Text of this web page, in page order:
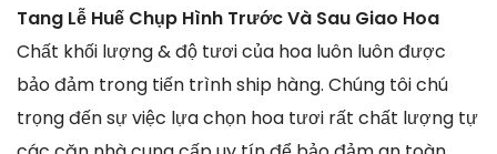
Tang Lễ Huế Chụp Hình Trước Và Sau Giao Hoa
Chất khối lượng & độ tươi của hoa luôn luôn được
bảo đảm trong tiến trình ship hàng. Chúng tôi chú
trọng đến sự việc lựa chọn hoa tươi rất chất lượng tự